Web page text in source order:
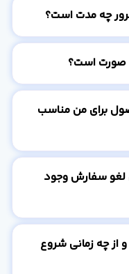
چه مدت است؟
صورت است؟
برای من مناسب
لغو سفارش وجود
از چه زمانی شروع